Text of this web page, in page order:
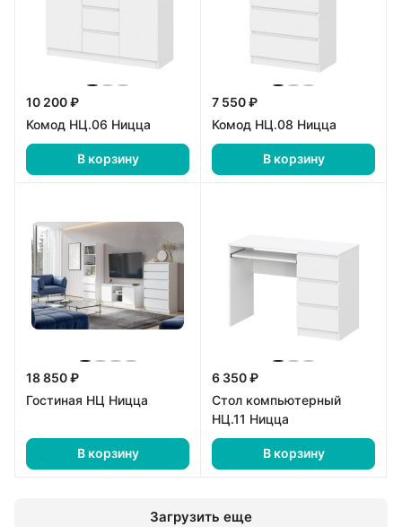
10 200 ₽
Комод НЦ.06 Ницца
В корзину
7 550 ₽
Комод НЦ.08 Ницца
В корзину
18 850 ₽
Гостиная НЦ Ницца
В корзину
6 350 ₽
Стол компьютерный
НЦ.11 Ницца
В корзину
Загрузить еще